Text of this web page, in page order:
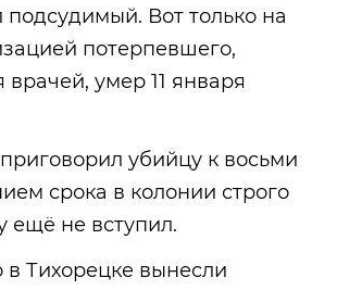
Вот только на
потерпевшего,
умер 11 января
убийцу к восьми
срока в колонии строго
ещё не вступил.
в Тихорецке вынесли